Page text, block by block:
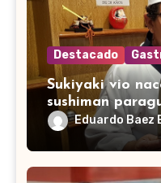
Destacado
Sukiyaki vio
sushiman
Eduardo Baez